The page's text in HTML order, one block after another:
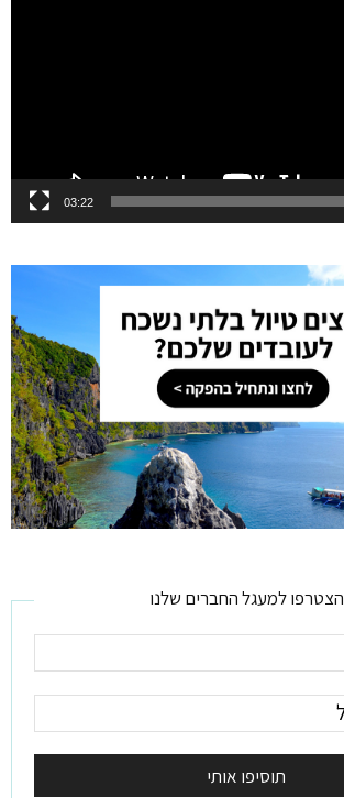
03:22
הצטרפו למעגל החברים שלנו